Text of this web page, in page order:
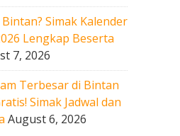
Simak Kalender
Lengkap Beserta
7, 2026
Terbesar di Bintan
Simak Jadwal dan
August 6, 2026